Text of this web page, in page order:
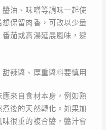
油、味噌等調味一起使
保留肉香，可改以少量
茄或高湯延展風味，避
辣醬、厚重醬料要慎用
來自食材本身，例如熟
後的天然轉化。如果加
很重的複合醬，醬汁會